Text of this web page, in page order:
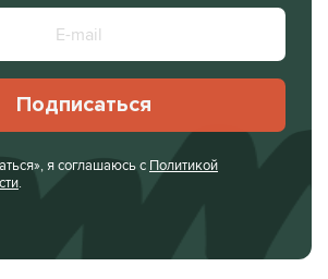
Подписаться
я соглашаюсь с Политикой
.